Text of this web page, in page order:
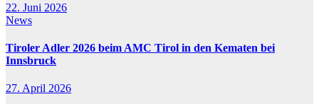
22. Juni 2026
News
Tiroler Adler 2026 beim AMC Tirol in den Kematen bei
Innsbruck
27. April 2026